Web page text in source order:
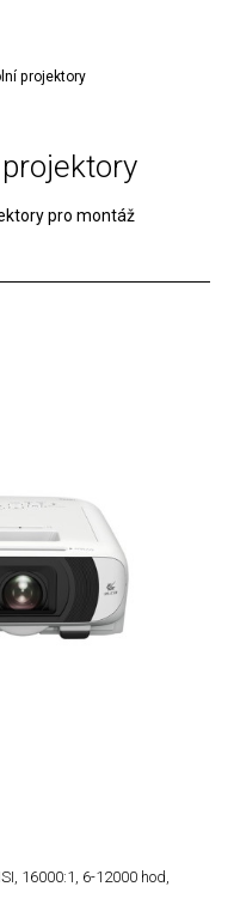
projektory
pro montáž
16000:1, 6-12000 hod,